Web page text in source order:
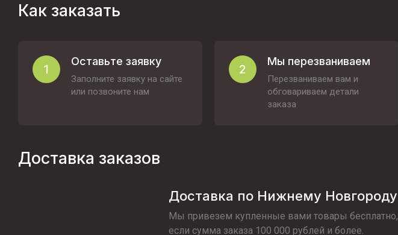
Как заказать
1
Оставьте заявку
Заполните заявку на сайте
или позвоните нам
2
Мы перезваниваем
Перезваниваем вам и
обговариваем детали
заказа
Доставка заказов
Доставка по Нижнему Новгороду
Мы привезем купленные вами товары бесплатно,
если сумма заказа 100 000 рублей и более.